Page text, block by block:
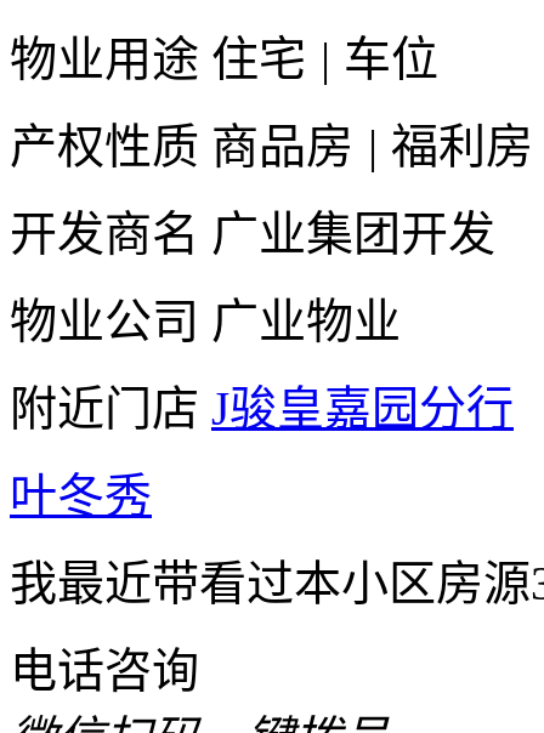
物业用途 住宅 | 车位
产权性质 商品房 | 福利房
开发商名 广业集团开发
物业公司 广业物业
附近门店 J骏皇嘉园分行
叶冬秀
我最近带看过本小区房
电话咨询